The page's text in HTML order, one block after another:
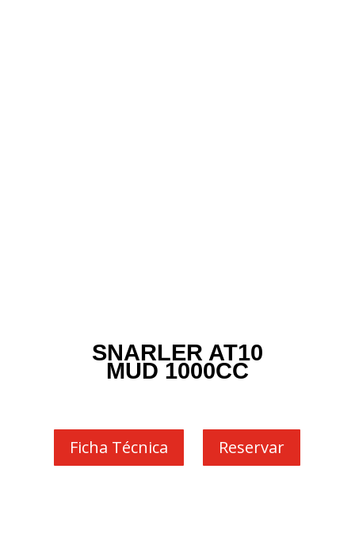
SNARLER AT10
MUD 1000CC
Ficha Técnica Reservar